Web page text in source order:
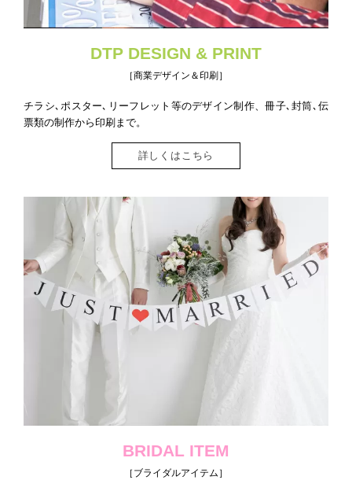
DTP DESIGN & PRINT
［商業デザイン＆印刷］
チラシ､ポスター､リーフレット等のデザイン制作、冊子､封筒､伝
票類の制作から印刷まで。
詳しくはこちら
BRIDAL ITEM
［ブライダルアイテム］